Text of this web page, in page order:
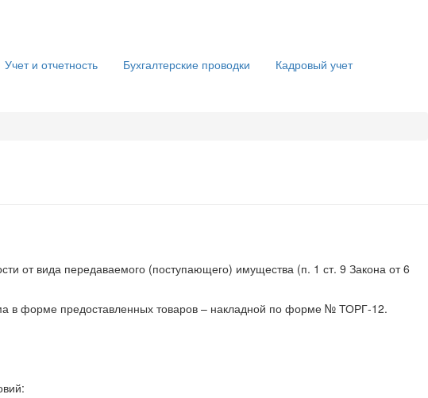
Учет и отчетность Бухгалтерские проводки
Кадровый учет
от вида передаваемого (поступающего) имущества (п. 1 ст. 9 Закона от 6
в форме предоставленных товаров – накладной по форме № ТОРГ-12.